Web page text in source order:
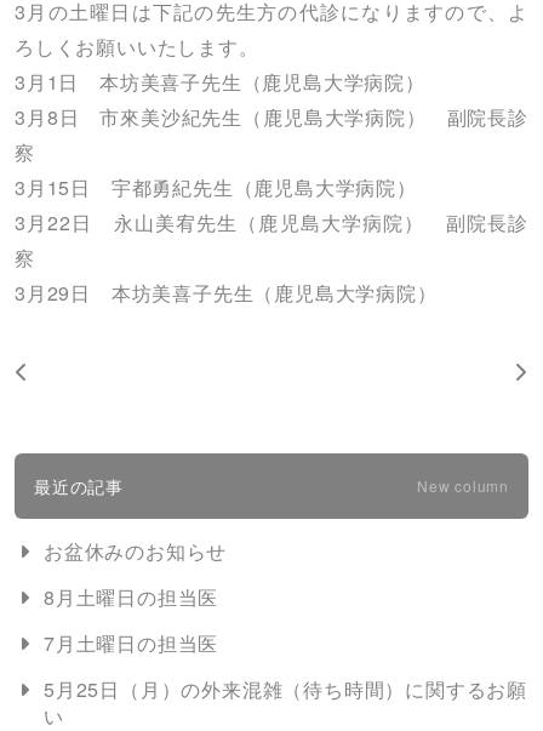
3月の土曜日は下記の先生方の代診になりますので、よ
ろしくお願いいたします。
3月1日 本坊美喜子先生（鹿児島大学病院）
3月8日 市來美沙紀先生（鹿児島大学病院） 副院長診
察
3月15日 宇都勇紀先生（鹿児島大学病院）
3月22日 永山美宥先生（鹿児島大学病院） 副院長診
察
3月29日 本坊美喜子先生（鹿児島大学病院）
最近の記事 New column
お盆休みのお知らせ
8月土曜日の担当医
7月土曜日の担当医
5月25日（月）の外来混雑（待ち時間）に関するお願
い